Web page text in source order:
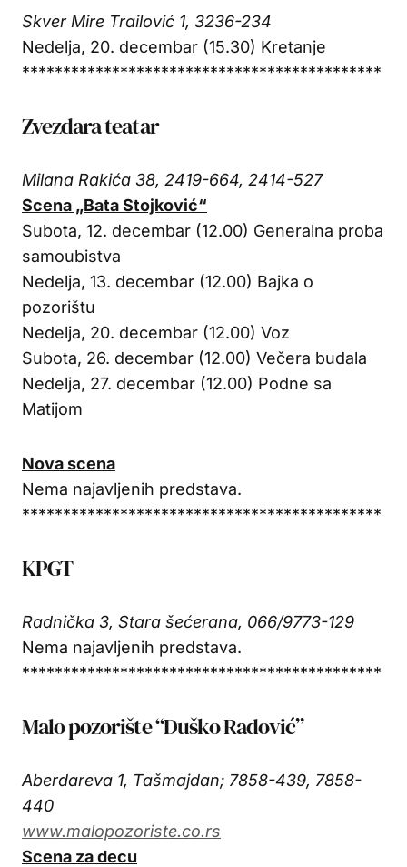
Skver Mire Trailović 1, 3236-234
Nedelja, 20. decembar (15.30) Kretanje
********************************************
Zvezdara teatar
Milana Rakića 38, 2419-664, 2414-527
Scena „Bata Stojković“
Subota, 12. decembar (12.00) Generalna proba
samoubistva
Nedelja, 13. decembar (12.00) Bajka o
pozorištu
Nedelja, 20. decembar (12.00) Voz
Subota, 26. decembar (12.00) Večera budala
Nedelja, 27. decembar (12.00) Podne sa
Matijom
Nova scena
Nema najavljenih predstava.
********************************************
KPGT
Radnička 3, Stara šećerana, 066/9773-129
Nema najavljenih predstava.
********************************************
Malo pozorište “Duško Radović”
Aberdareva 1, Tašmajdan; 7858-439, 7858-
440
www.malopozoriste.co.rs
Scena za decu